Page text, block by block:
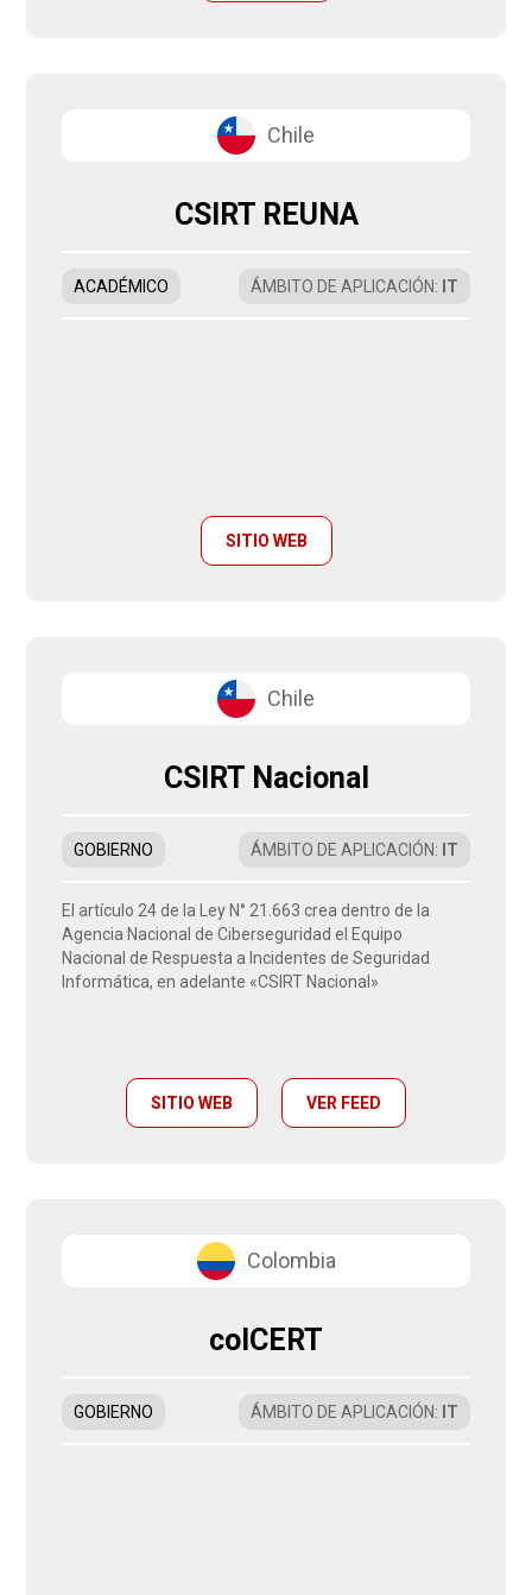
Chile
CSIRT REUNA
ACADÉMICO ÁMBITO DE APLICACIÓN: IT
SITIO WEB
Chile
CSIRT Nacional
GOBIERNO ÁMBITO DE APLICACIÓN: IT
El artículo 24 de la Ley N° 21.663 crea dentro de la
Agencia Nacional de Ciberseguridad el Equipo
Nacional de Respuesta a Incidentes de Seguridad
Informática, en adelante «CSIRT Nacional»
SITIO WEB VER FEED
Colombia
colCERT
GOBIERNO ÁMBITO DE APLICACIÓN: IT